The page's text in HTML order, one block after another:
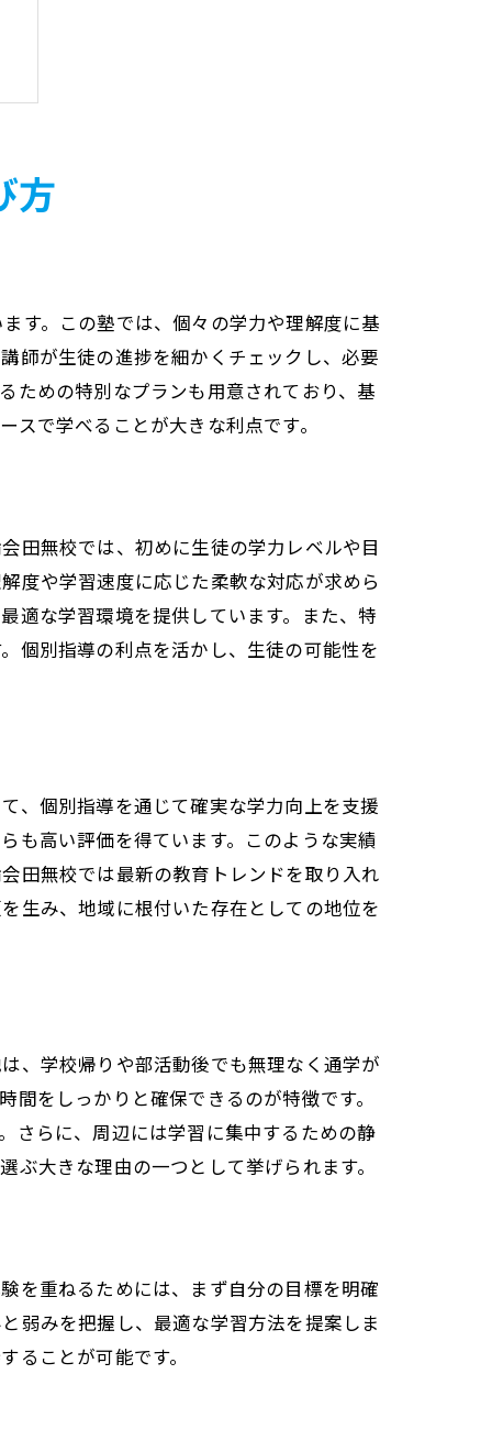
方
す。この塾では、個々の学力や理解度に基
師が生徒の進捗を細かくチェックし、必要
ための特別なプランも用意されており、基
で学べることが大きな利点です。
田無校では、初めに生徒の学力レベルや目
度や学習速度に応じた柔軟な対応が求めら
適な学習環境を提供しています。また、特
個別指導の利点を活かし、生徒の可能性を
、個別指導を通じて確実な学力向上を支援
も高い評価を得ています。このような実績
田無校では最新の教育トレンドを取り入れ
生み、地域に根付いた存在としての地位を
、学校帰りや部活動後でも無理なく通学が
をしっかりと確保できるのが特徴です。
さらに、周辺には学習に集中するための静
大きな理由の一つとして挙げられます。
を重ねるためには、まず自分の目標を明確
弱みを把握し、最適な学習方法を提案しま
ることが可能です。